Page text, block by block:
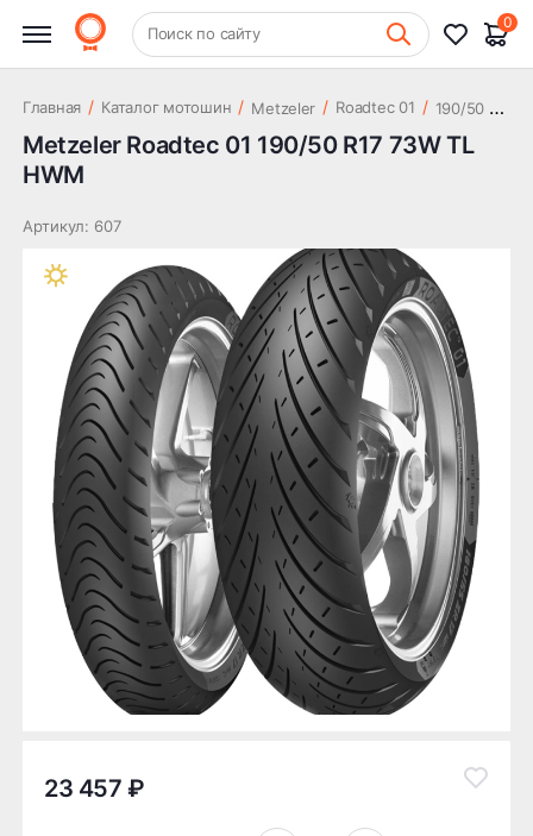
+7 (831) 261-35-35 Шиномонтаж
Поиск по сайту
0
73W TL HWM
Главная / Каталог мотошин / Metzeler / Roadtec 01 / 1
90/50 R17 73W TL HWM
Metzeler Roadtec 01 190/50 R17 73W TL
HWM
Артикул: 607
23 457 ₽